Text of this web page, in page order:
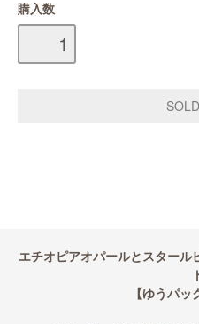
購入数
エチオピアオパールとスタール
【ゆうパッ